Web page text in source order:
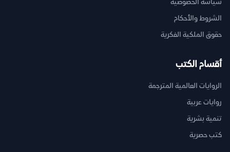
سياسة الخصوصية
الشروط والأحكام
حقوق الملكية الفكرية
أقسام الكتب
الروايات العالمية المترجمة
روايات عربية
تنمية بشرية
كتب حصرية